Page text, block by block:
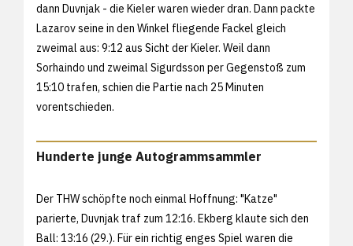
dann Duvnjak - die Kieler waren wieder dran. Dann packte
Lazarov seine in den Winkel fliegende Fackel gleich
zweimal aus: 9:12 aus Sicht der Kieler. Weil dann
Sorhaindo und zweimal Sigurdsson per Gegenstoß zum
15:10 trafen, schien die Partie nach 25 Minuten
vorentschieden.
Hunderte junge Autogrammsammler
Der THW schöpfte noch einmal Hoffnung: "Katze"
parierte, Duvnjak traf zum 12:16. Ekberg klaute sich den
Ball: 13:16 (29.). Für ein richtig enges Spiel waren die